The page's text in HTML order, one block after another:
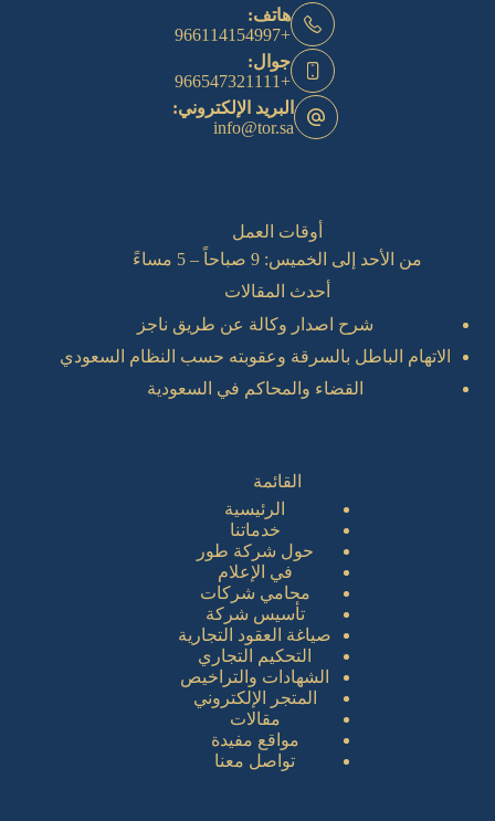
هاتف:
+966114154997
جوال:
+966547321111
البريد الإلكتروني:
info@tor.sa
أوقات العمل
من الأحد إلى الخميس: 9 صباحاً – 5 مساءً
أحدث المقالات
شرح اصدار وكالة عن طريق ناجز
الاتهام الباطل بالسرقة وعقوبته حسب النظام السعودي
القضاء والمحاكم في السعودية
القائمة
الرئيسية
خدماتنا
حول شركة طور
في الإعلام
محامي شركات
تأسيس شركة
صياغة العقود التجارية
التحكيم التجاري
الشهادات والتراخيص
المتجر الإلكتروني
مقالات
مواقع مفيدة
تواصل معنا